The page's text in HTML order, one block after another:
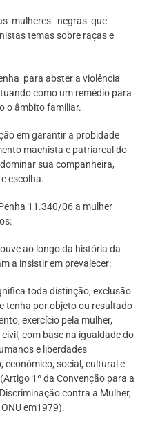
mulheres negras que
temas sobre raças e
para abster a violência
como um remédio para
o âmbito familiar.
em garantir a probidade
machista e patriarcal do
sua companheira,
escolha.
11.340/06 a mulher
ao longo da história da
a insistir em prevalecer:
toda distinção, exclusão
tenha por objeto ou resultado
exercício pela mulher,
com base na igualdade do
e liberdades
social, cultural e
1º da Convenção para a
contra a Mulher,
em1979).